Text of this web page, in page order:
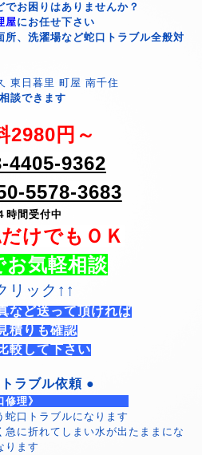
お困りはありませんか？
屋にお任せ下さい
所、洗濯場など蛇口トラブル全般対
東日暮里 町屋 南千住
談できます
2980円～
4405-9362
5578-3683
時間受付中
けでもＯＫ
お気軽相談
リック↑↑
など送って頂ければ
積りも確認
較して下さい
ラブル依頼 ●
ン壁蛇口修理》
蛇口トラブルになります
急に折れてしまい水が出たままにな
ります